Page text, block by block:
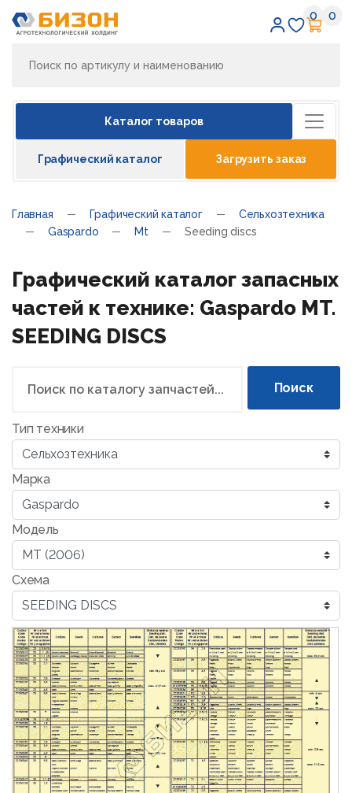
0 0
Каталог товаров
Графический каталог Загрузить заказ
Главная Графический каталог
Сельхозтехника
Gaspardo
Mt Seeding discs
Графический каталог запасных
частей к технике: Gaspardo MT.
SEEDING DISCS
Поиск
Тип техники
Марка
Модель
Схема